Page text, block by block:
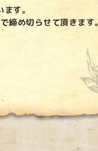
す。
締め切らせて頂きます。